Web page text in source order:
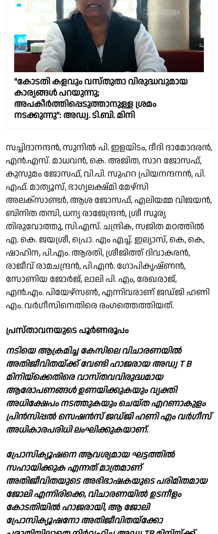
"കോടതി കളവും വസ്തുതാ വിരുദ്ധവുമായ
കാര്യങ്ങൾ പറയുന്നു;
അപകീർത്തിപ്പെടുത്താനുള്ള ശ്രമം
നടക്കുന്നു": അഡ്വ. ടി.ബി. മിനി
സച്ചിദാനന്ദൻ, സുനിൽ പി. ഇളയിടം, ദീദി ദാമോദരൻ,
എൻ.എസ്. മാധവൻ, കെ. അജിത, സാറ ജോസഫ്,
കുസുമം ജോസഫ്, വി.പി. സുഹറ പ്രിയനന്ദനൻ, പി.
എഫ്. മാത്യൂസ്, ഭാഗ്യലക്ഷ്‌മി മേഴ്‌സി
അലക്സാണ്ടർ, ആശ ജോസഫ്, എലിയമ്മ വിജയൻ,
ബിനിത തമ്പി, ധന്യ രാജേന്ദ്രൻ, ശ്രീ സൂര്യ
തിരുവോത്തു, സി.എസ്. ചന്ദ്രിക, സജിത മഠത്തിൽ
എ. കെ. ജയശ്രീ, പ്രൊ. എം എച്ച്. ഇല്യാസ്, കെ, കെ,
ഷാഹിന, പി.എം. ആരതി, ശ്രീജിത്ത് ദിവാകരൻ,
രാജീവ് രാമചന്ദ്രൻ, പി.എൻ. ഗോപികൃഷ്‌ണൻ,
സോണിയ ജോർജ്, ലാലി പി. എം, രേഖരാജ്,
എൻ.എം. പിയേഴ്‌സൺ, എന്നിവരാണ് ജഡ്ജി ഹണി
എം. വർഗീസിനെതിരെ രംഗത്തെത്തിയത്.
പ്രസ്താവനയുടെ പൂർണരൂപം
നടിയെ ആക്രമിച്ച കേസിലെ വിചാരണയിൽ
അതിജീവിതയ്ക്ക് വേണ്ടി ഹാജരായ അഡ്വ T B
മിനിയ്ക്കെതിരെ വാസ്ത‌വവിരുദ്ധമായ
ആരോപണങ്ങൾ ഉണയിക്കുകയും വ്യക്തി
അധിക്ഷേപം നടത്തുകയും ചെയ്‌ത എറണാകുളം
പ്രിൻസിപ്പൽ സെഷൻസ് ജഡ്‌ജി ഹണി എം വർഗീസ്
അധികാരപരിധി ലംഘിക്കുകയാണ്.
പ്രോസിക്യൂഷനെ ആവശ്യമായ ഘട്ടത്തിൽ
സഹായിക്കുക എന്നത് മാത്രമാണ്
അതിജീവിതയുടെ അഭിഭാഷകയുടെ പരിമിതമായ
ജോലി എന്നിരിക്കെ, വിചാരണയിൽ ഉടനീളം
കോടതിയിൽ ഹാജരായി, ആ ജോലി
പ്രോസിക്യൂഷനോ അതിജീവിതയ്ക്കോ